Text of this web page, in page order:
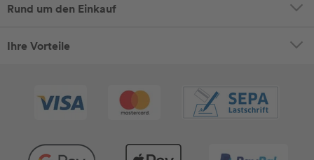
Rund um den Einkauf
Ihre Vorteile